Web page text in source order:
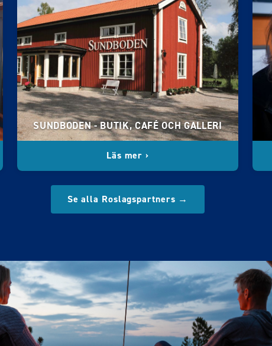
SUNDBODEN - BUTIK, CAFÉ OCH GALLERI
Läs mer ›
Se alla Roslagspartners →